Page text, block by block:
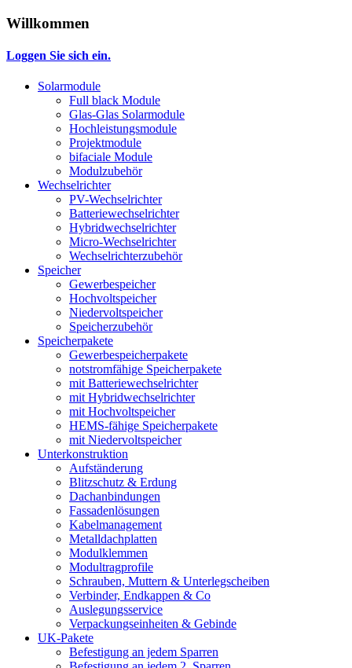
Willkommen
Loggen Sie sich ein.
Solarmodule
Full black Module
Glas-Glas Solarmodule
Hochleistungsmodule
Projektmodule
bifaciale Module
Modulzubehör
Wechselrichter
PV-Wechselrichter
Batteriewechselrichter
Hybridwechselrichter
Micro-Wechselrichter
Wechselrichterzubehör
Speicher
Gewerbespeicher
Hochvoltspeicher
Niedervoltspeicher
Speicherzubehör
Speicherpakete
Gewerbespeicherpakete
notstromfähige Speicherpakete
mit Batteriewechselrichter
mit Hybridwechselrichter
mit Hochvoltspeicher
HEMS-fähige Speicherpakete
mit Niedervoltspeicher
Unterkonstruktion
Aufständerung
Blitzschutz & Erdung
Dachanbindungen
Fassadenlösungen
Kabelmanagement
Metalldachplatten
Modulklemmen
Modultragprofile
Schrauben, Muttern & Unterlegscheiben
Verbinder, Endkappen & Co
Auslegungsservice
Verpackungseinheiten & Gebinde
UK-Pakete
Befestigung an jedem Sparren